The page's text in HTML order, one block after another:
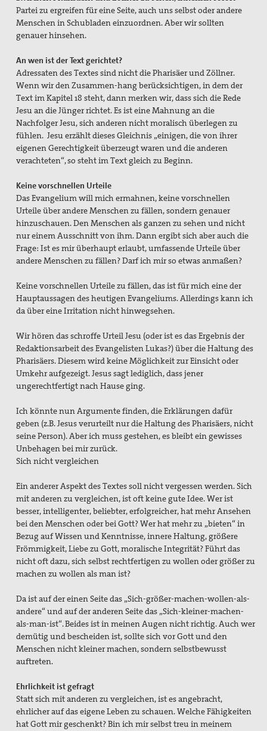
Partei zu ergreifen für eine Seite, auch uns selbst oder andere
Menschen in Schubladen einzuordnen. Aber wir sollten
genauer hinsehen.
An wen ist der Text gerichtet?
Adressaten des Textes sind nicht die Pharisäer und Zöllner.
Wenn wir den Zusammen-hang berücksichtigen, in dem der
Text im Kapitel 18 steht, dann merken wir, dass sich die Rede
Jesu an die Jünger richtet. Es ist eine Mahnung an die
Nachfolger Jesu, sich anderen nicht moralisch überlegen zu
fühlen. Jesu erzählt dieses Gleichnis „einigen, die von ihrer
eigenen Gerechtigkeit überzeugt waren und die anderen
verachteten“, so steht im Text gleich zu Beginn.
Keine vorschnellen Urteile
Das Evangelium will mich ermahnen, keine vorschnellen
Urteile über andere Menschen zu fällen, sondern genauer
hinzuschauen. Den Menschen als ganzen zu sehen und nicht
nur einem Ausschnitt von ihm. Dann ergibt sich aber auch die
Frage: Ist es mir überhaupt erlaubt, umfassende Urteile über
andere Menschen zu fällen? Darf ich mir so etwas anmaßen?
Keine vorschnellen Urteile zu fällen, das ist für mich eine der
Hauptaussagen des heutigen Evangeliums. Allerdings kann ich
da über eine Irritation nicht hinwegsehen.
Wir hören das schroffe Urteil Jesu (oder ist es das Ergebnis der
Redaktionsarbeit des Evangelisten Lukas?) über die Haltung des
Pharisäers. Diesem wird keine Möglichkeit zur Einsicht oder
Umkehr aufgezeigt. Jesus sagt lediglich, dass jener
ungerechtfertigt nach Hause ging.
Ich könnte nun Argumente finden, die Erklärungen dafür
geben (z.B. Jesus verurteilt nur die Haltung des Pharisäers, nicht
seine Person). Aber ich muss gestehen, es bleibt ein gewisses
Unbehagen bei mir zurück.
Sich nicht vergleichen
Ein anderer Aspekt des Textes soll nicht vergessen werden.Sich
mit anderen zu vergleichen, ist oft keine gute Idee. Wer ist
besser, intelligenter, beliebter, erfolgreicher, hat mehr Ansehen
bei den Menschen oder bei Gott? Wer hat mehr zu „bieten“ in
Bezug auf Wissen und Kenntnisse, innere Haltung, größere
Frömmigkeit, Liebe zu Gott, moralische Integrität? Führt das
nicht oft dazu, sich selbst rechtfertigen zu wollen oder größer zu
machen zu wollen als man ist?
Da ist auf der einen Seite das „Sich-größer-machen-wollen-als-
andere“ und auf der anderen Seite das „Sich-kleiner-machen-
als-man-ist“. Beides ist in meinen Augen nicht richtig. Auch wer
demütig und bescheiden ist, sollte sich vor Gott und den
Menschen nicht kleiner machen, sondern selbstbewusst
auftreten.
Ehrlichkeit ist gefragt
Statt sich mit anderen zu vergleichen, ist es angebracht,
ehrlicher auf das eigene Leben zu schauen. Welche Fähigkeiten
hat Gott mir geschenkt? Bin ich mir selbst treu in meinem